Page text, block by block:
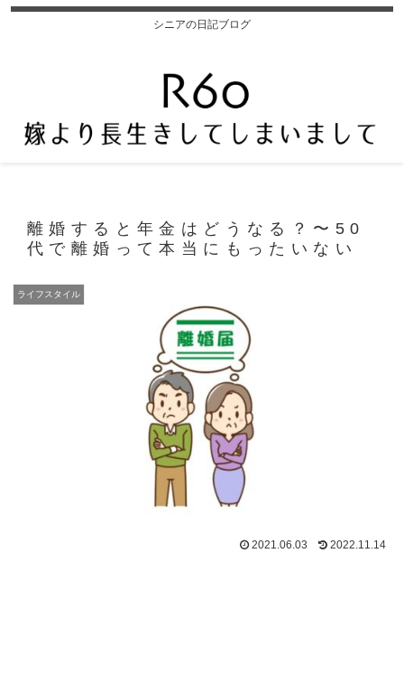
シニアの日記ブログ
離婚すると年金はどうなる？〜50
代で離婚って本当にもったいない
ライフスタイル
2021.06.03 2022.11.14